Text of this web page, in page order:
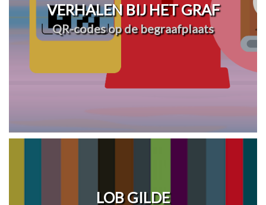
VERHALEN BIJ HET GRAF
QR-codes op de begraafplaats
LOB GILDE